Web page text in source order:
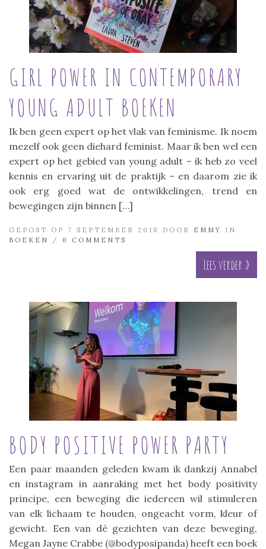
GIRL POWER IN CONTEMPORARY
YOUNG ADULT BOEKEN
Ik ben geen expert op het vlak van feminisme. Ik noem
mezelf ook geen diehard feminist. Maar ik ben wel een
expert op het gebied van young adult – ik heb zo veel
kennis en ervaring uit de praktijk – en daarom zie ik
ook erg goed wat de ontwikkelingen, trend en
bewegingen zijn binnen […]
GEPOST OP 7 SEPTEMBER 2018 DOOR EMMY
IN
BOEKEN
/ 0 COMMENTS
Lees verder »
BODY POSITIVE POWER PARTY
Een paar maanden geleden kwam ik dankzij Annabel
en instagram in aanraking met het body positivity
principe, een beweging die iedereen wil stimuleren
van elk lichaam te houden, ongeacht vorm, kleur of
gewicht. Een van dé gezichten van deze beweging,
Megan Jayne Crabbe (@bodyposipanda) heeft een boek